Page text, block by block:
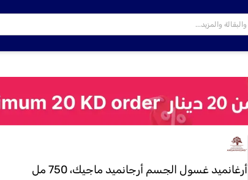
أرغانميد غسول الجسم أرجانميد ماجيك، 750 مل